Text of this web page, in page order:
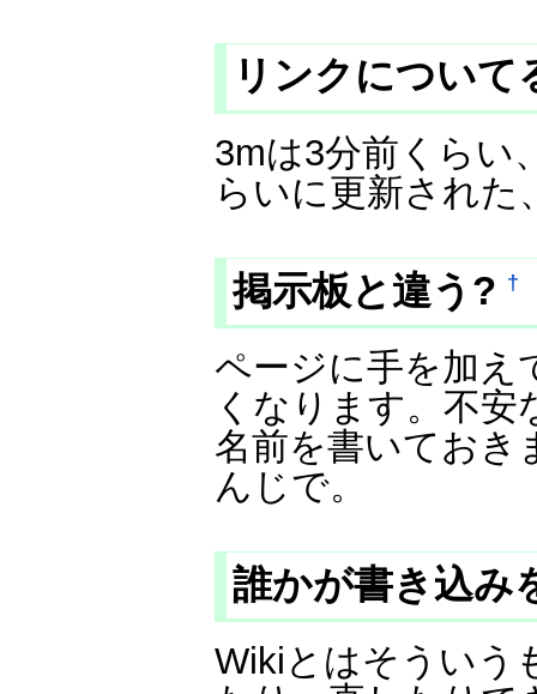
リンクについ
3mは3分前くらい
らいに更新された
掲示板と違う? †
ページに手を加え
くなります。不
名前を書いてお
んじで。
誰かが書き込み
Wikiとはそういう